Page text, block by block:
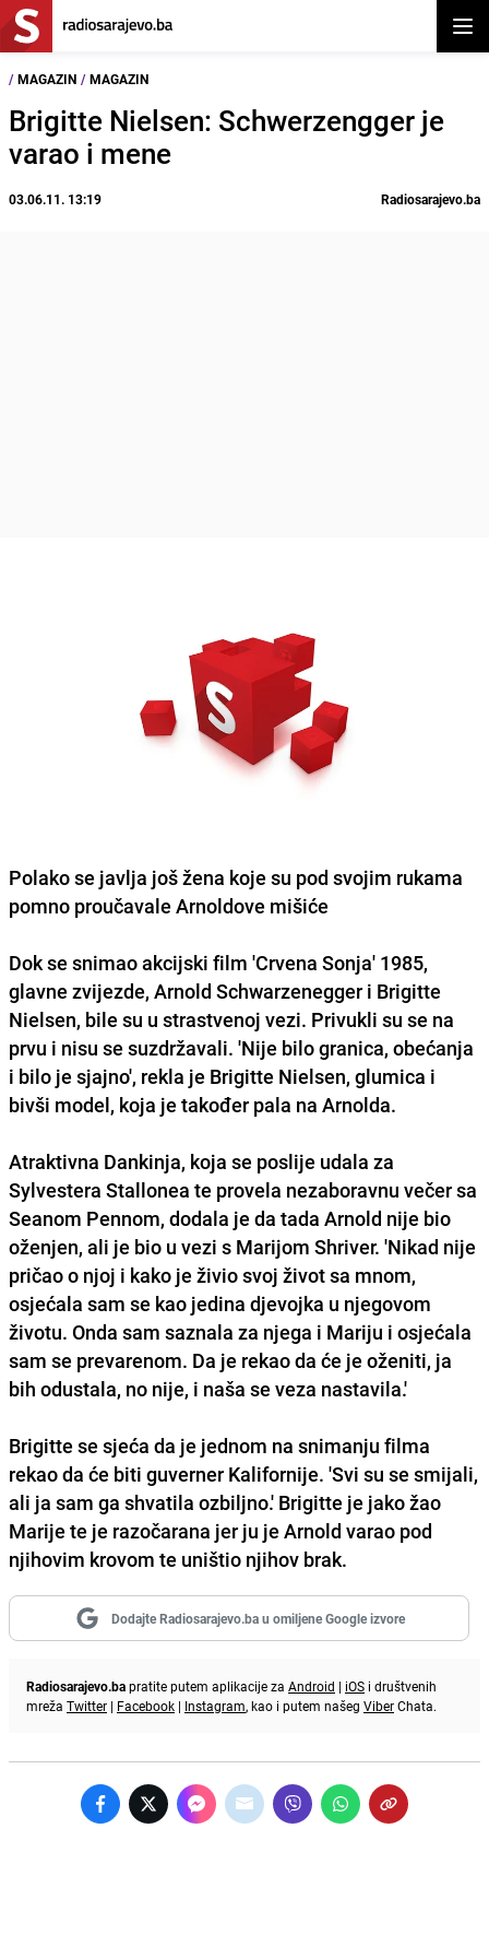
/ MAGAZIN / MAGAZIN
Brigitte Nielsen: Schwerzengger je
varao i mene
03.06.11. 13:19 Radiosarajevo.ba
Polako se javlja još žena koje su pod svojim rukama
pomno proučavale Arnoldove mišiće
Dok se snimao akcijski film 'Crvena Sonja' 1985,
glavne zvijezde, Arnold Schwarzenegger i Brigitte
Nielsen, bile su u strastvenoj vezi. Privukli su se na
prvu i nisu se suzdržavali. 'Nije bilo granica, obećanja
i bilo je sjajno', rekla je Brigitte Nielsen, glumica i
bivši model, koja je također pala na Arnolda.
Atraktivna Dankinja, koja se poslije udala za
Sylvestera Stallonea te provela nezaboravnu večer sa
Seanom Pennom, dodala je da tada Arnold nije bio
oženjen, ali je bio u vezi s Marijom Shriver. 'Nikad nije
pričao o njoj i kako je živio svoj život sa mnom,
osjećala sam se kao jedina djevojka u njegovom
životu. Onda sam saznala za njega i Mariju i osjećala
sam se prevarenom. Da je rekao da će je oženiti, ja
bih odustala, no nije, i naša se veza nastavila.'
Brigitte se sjeća da je jednom na snimanju filma
rekao da će biti guverner Kalifornije. 'Svi su se smijali,
ali ja sam ga shvatila ozbiljno.' Brigitte je jako žao
Marije te je razočarana jer ju je Arnold varao pod
njihovim krovom te uništio njihov brak.
Dodajte Radiosarajevo.ba u omiljene Google izvore
Radiosarajevo.bapratite putem aplikacije za Android | iOS i društvenih
mreža Twitter | Facebook | Instagram, kao i putem našeg ViberChata.